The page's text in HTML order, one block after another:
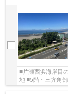
■片瀬西浜海岸目
地 ■5階・三方角